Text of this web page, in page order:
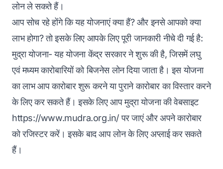
लोन ले सकते हैं।
आप सोच रहे होंगे कि यह योजनाएं क्या हैं? और इनसे आपको क्या
लाभ होगा? तो इसके लिए आपके लिए पूरी जानकारी नीचे दी गई है:
मुद्रा योजना- यह योजना केंद्र सरकार ने शुरू की है, जिसमें लघु
एवं मध्यम कारोबारियों को बिजनेस लोन दिया जाता है। इस योजना
का लाभ आप कारोबार शुरू करने या पुराने कारोबार का विस्तार करने
के लिए कर सकते हैं। इसके लिए आप मुद्रा योजना की वेबसाइट
https://www.mudra.org.in/ पर जाएं और अपने कारोबार
को रजिस्टर करें। इसके बाद आप लोन के लिए अप्लाई कर सकते
हैं।